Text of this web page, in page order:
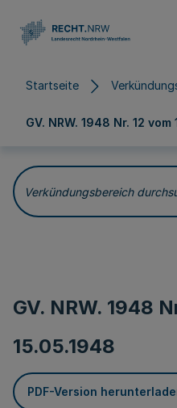
Startseite
GV. NRW. 1948 Nr. 12 vom
Verkündungsbereich
GV. NRW. 1948
15.05.1948
PDF-Version